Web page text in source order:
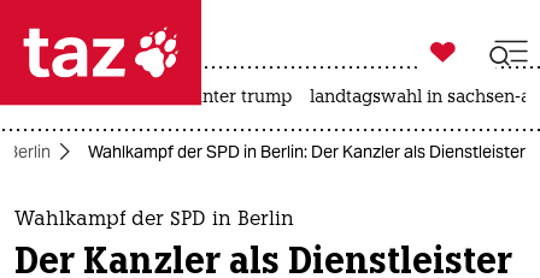
 taz zahl ich
taz zahl ich
themen

taz zahl ich
usa unter trump landtagswahl in sachsen-
Berlin Wahlkampf der SPD in Berlin: Der Kanzler als Dienstleister
Wahlkampf der SPD in Berlin
Der Kanzler als Dienstleister